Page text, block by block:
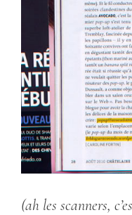
(ah les scanners,